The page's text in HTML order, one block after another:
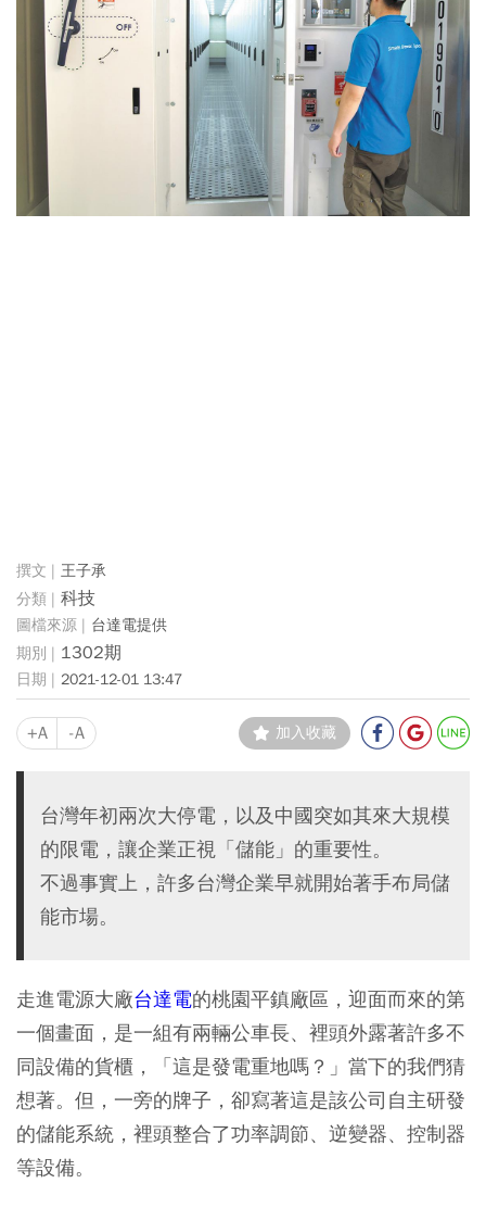
王子承
科技
台達電提供
1302期
2021-12-01 13:47
+A -A 加入收藏
台灣年初兩次大停電，以及中國突如其來大規模
的限電，讓企業正視「儲能」的重要性。
不過事實上，許多台灣企業早就開始著手布局儲
能市場。
走進電源大廠台達電的桃園平鎮廠區，迎面而來的第
一個畫面，是一組有兩輛公車長、裡頭外露著許多不
同設備的貨櫃，「這是發電重地嗎？」當下的我們猜
想著。但，一旁的牌子，卻寫著這是該公司自主研發
的儲能系統，裡頭整合了功率調節、逆變器、控制器
等設備。